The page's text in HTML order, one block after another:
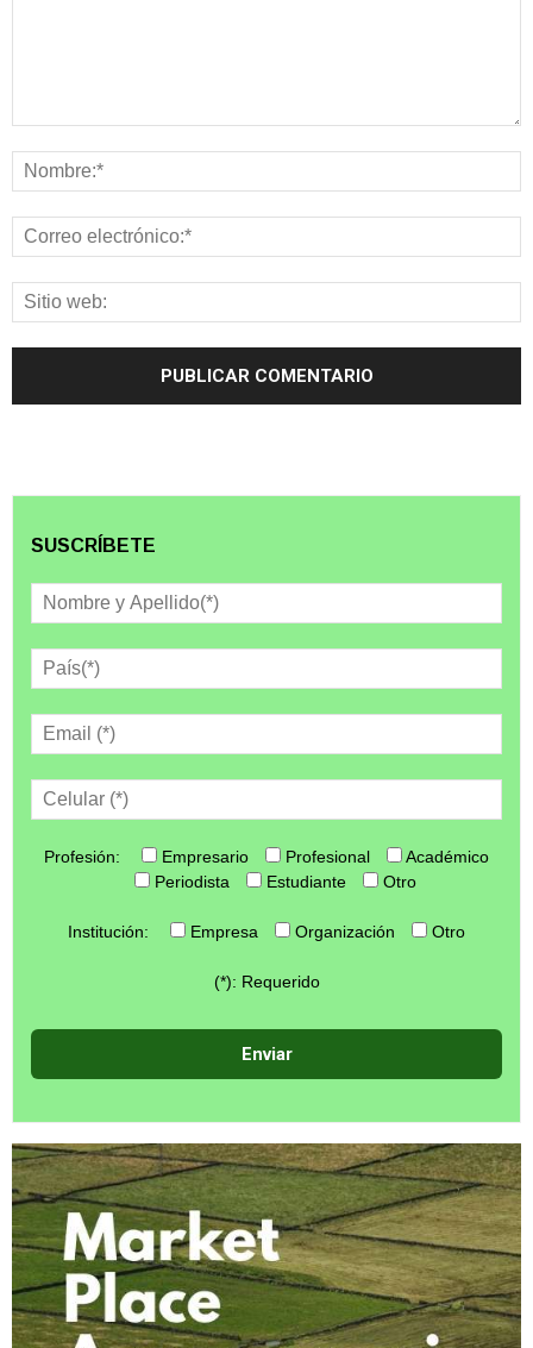
SUSCRÍBETE
Profesión: Empresario Profesional
Académico
Periodista
Estudiante Otro
Institución: Empresa Organización Otro
(*): Requerido